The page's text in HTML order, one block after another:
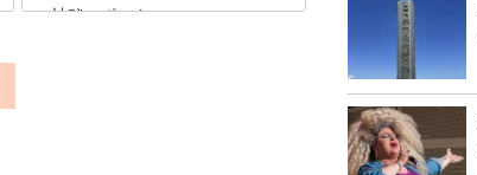
の神秘スポットへ